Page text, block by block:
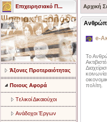
Επιχειρησιακό Π...
Άξονες Προτεραιότητας
Ποιους Αφορά
Tελικοί Δικαιούχοι
Ανάδοχοι Έργων
Αρχική
e-
Το
πολίτη.